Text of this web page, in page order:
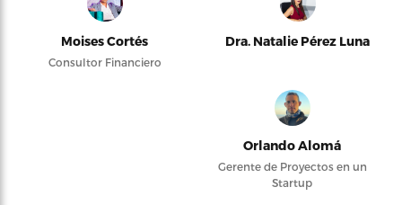
Moises Cortés
Consultor Financiero
Dra. Natalie Pérez Luna
Orlando Alomá
Gerente de Proyectos en un
Startup